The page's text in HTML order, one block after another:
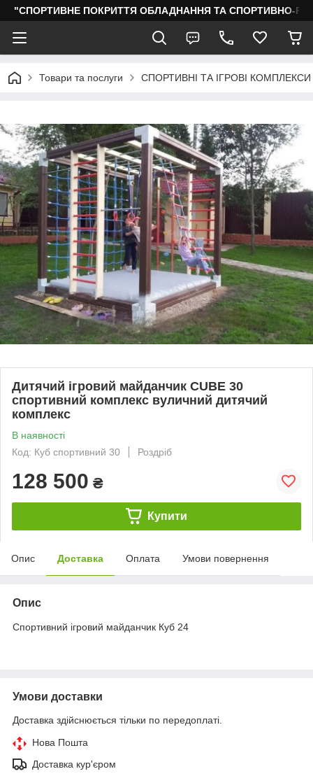
"СПОРТИВНЕ ПОКРИТТЯ ОБЛАДНАННЯ ТА СПОРТИВНО-
Товари та послуги СПОРТИВНІ ТА ІГРОВІ
Дитячий ігровий майданчик CUBE 30
спортивний комплекс вуличний дитячий
комплекс
В наявності
Код: Куб спортивний 30
Роздріб
128 500 ₴
Купити
Опис Доставка Оплата Умови повернення
Опис
Спортивний ігровий майданчик Куб 24
Умови доставки
Доставка здійснюється тільки по передоплаті.
Нова Пошта
Доставка кур'єром